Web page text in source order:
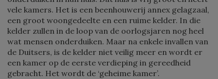
vele kamers. Het is een beenhouwerij annex gelagzaal,
een groot woongedeelte en een ruime kelder. In die
kelder zullen in de loop van de oorlogsjaren nog heel
wat mensen onderduiken. Maar na enkele invallen van
de Duitsers, is de kelder niet veilig meer en wordt er
een kamer op de eerste verdieping in gereedheid
gebracht. Het wordt de ‘geheime kamer’.